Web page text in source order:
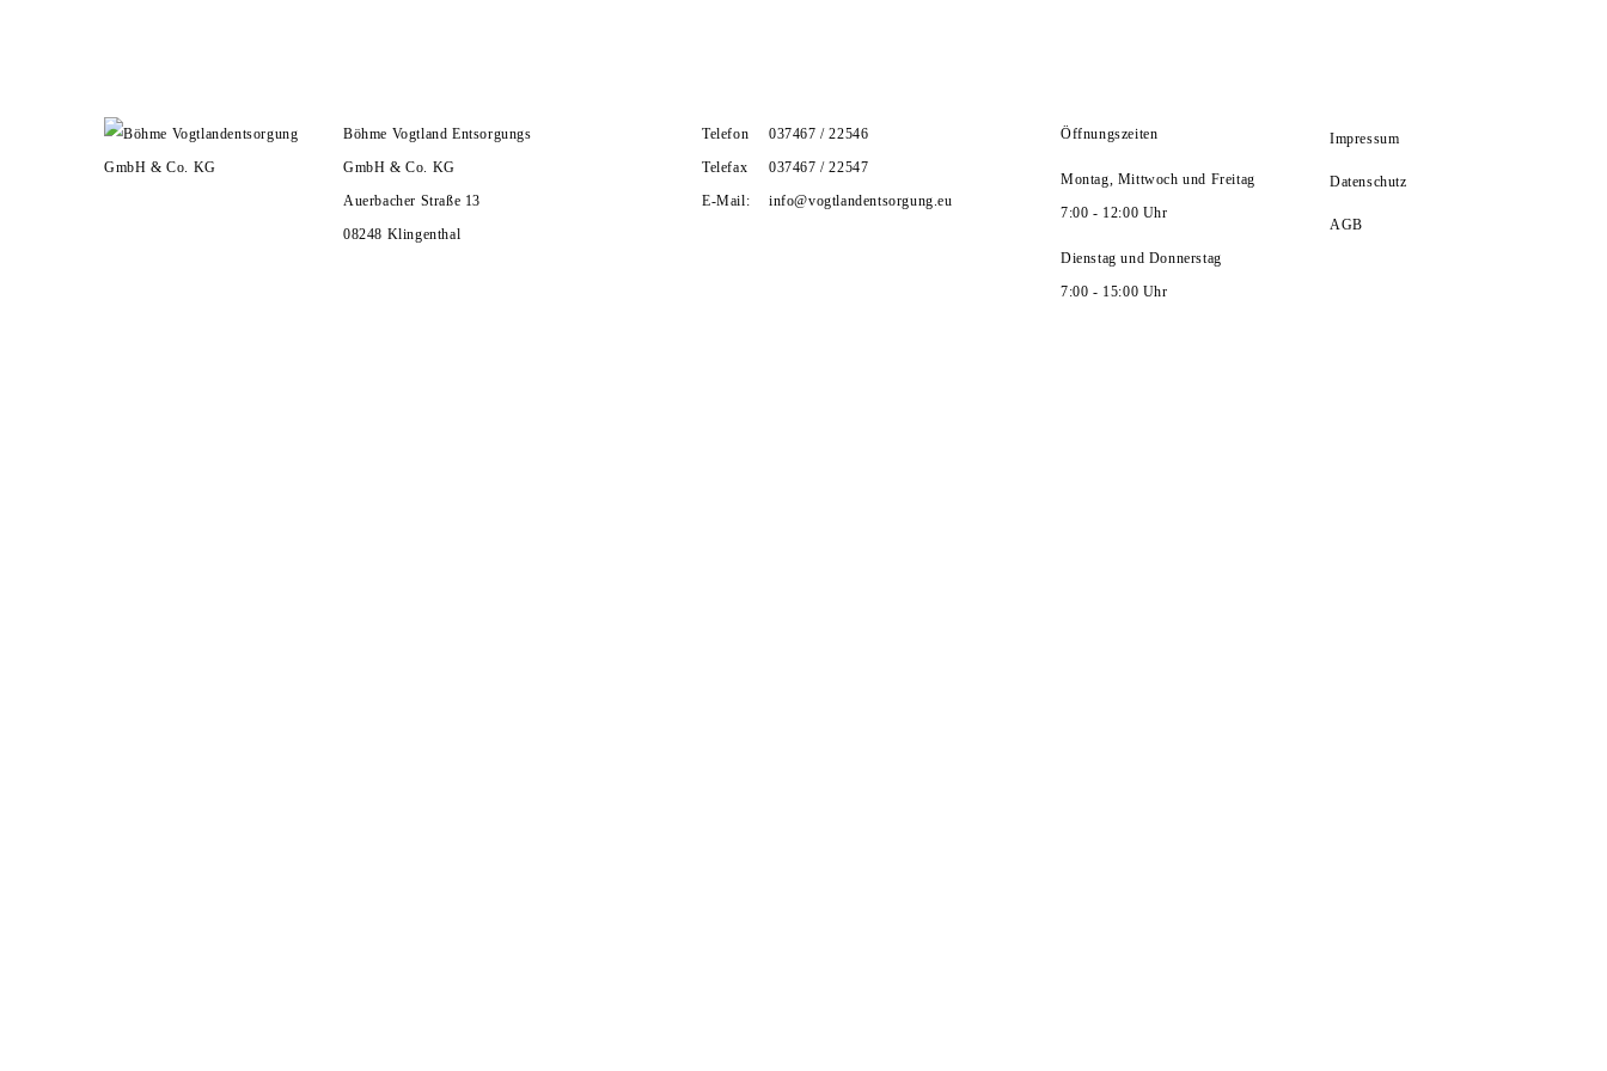
Böhme Vogtland Entsorgungs
GmbH & Co. KG
Auerbacher Straße 13
08248 Klingenthal
Telefon
037467 / 22546
Telefax
037467 / 22547
E-Mail:
info@vogtlandentsorgung.eu
Öffnungszeiten
Montag, Mittwoch und Freitag
7:00 - 12:00 Uhr
Dienstag und Donnerstag
7:00 - 15:00 Uhr
Impressum
Datenschutz
AGB